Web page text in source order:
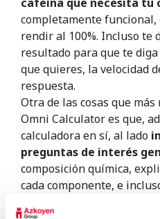
completamente
rendir al 100%. Incluso te
resultado para que te
que quieres, la velocidad
respuesta.
Otra de las cosas que
Omni Calculator es que,
calculadora en sí, al lado
preguntas de interés
composición química,
cada componente, e